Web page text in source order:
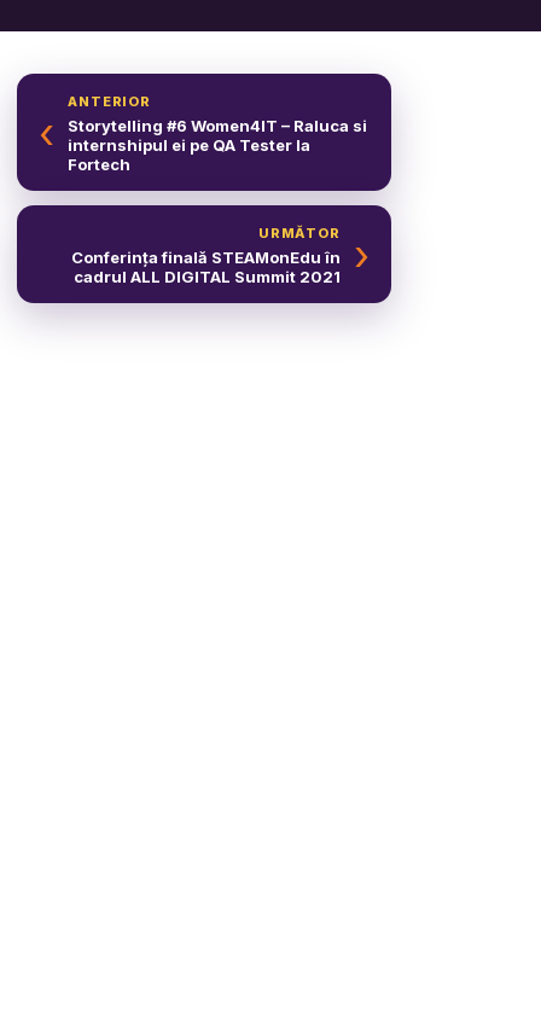
‹
ANTERIOR
Storytelling #6 Women4IT – Raluca si
internshipul ei pe QA Tester la
Fortech
URMĂTOR
Conferința finală STEAMonEdu în
cadrul ALL DIGITAL Summit 2021
›